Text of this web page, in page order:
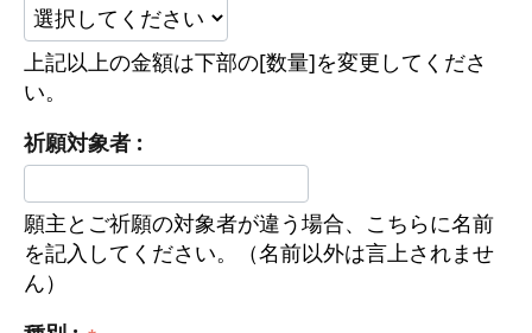
上記以上の金額は下部の[数量]を変更してくださ
い。
祈願対象者 :
願主とご祈願の対象者が違う場合、こちらに名前
を記入してください。（名前以外は言上されませ
ん）